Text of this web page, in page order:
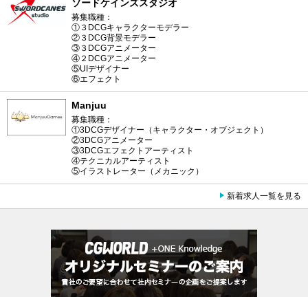
ソードケインズスタジオ
募集職種：
①３DCGキャラクターモデラー
②３DCG背景モデラー
③３DCGアニメーター
④２DCGアニメーター
⑤UIデザイナー
⑥エフェクト
Manjuu
募集職種：
①3DCGデザイナー（キャラクター・オブジェクト）
②3DCGアニメーター
③3DCGエフェクトアーティスト
④テクニカルアーティスト
⑤イラストレーター（メカニック）
新着求人一覧を見る